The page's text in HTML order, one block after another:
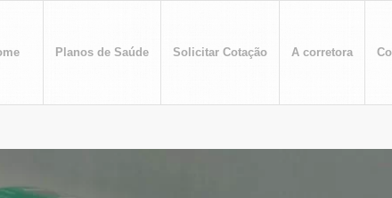
Planos de Saúde Solicitar Cotação A corretora